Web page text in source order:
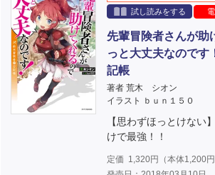
試し読みをする
先輩冒険者さんが助
っと大丈夫なのです
記帳
著者 荒木 シオン
イラスト ｂｕｎ１５０
【思わずほっとけない
けで最強！！
定価 1,320円（本体1,200